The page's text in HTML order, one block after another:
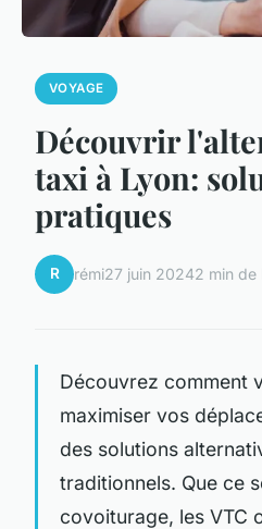
VOYAGE
Découvrir
taxi à Lyon:
pratiques
R rémi27 juin 20242 min de
Découvrez comment
maximiser vos
des solutions
traditionnels. Que ce
covoiturage, les VTC